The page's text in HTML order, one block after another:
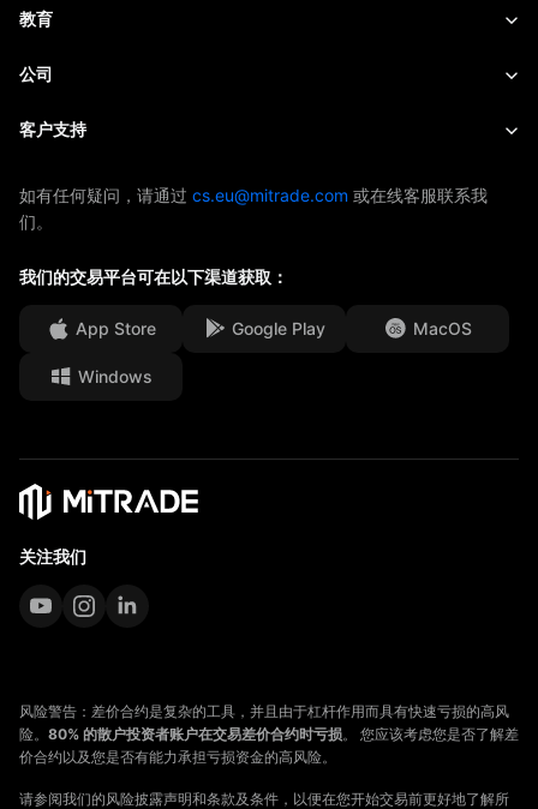
风险管理
财经日历
实时新闻
教育
快速入门
EBook
公司
关于Mitrade
奖项及荣誉
媒体中心
工作机会
法律文件
客户支持
帮助中心
常见问题
如有任何疑问，请通过 cs.eu@mitrade.com 或在线客服联系我
们。
我们的交易平台可在以下渠道获取：
App Store Google Play MacOS
Windows
关注我们
风险警告：差价合约是复杂的工具，并且由于杠杆作用而具有快速亏损的高风
险。 80% 的散户投资者账户在交易差价合约时亏损。 您应该考虑您是否了解差
价合约以及您是否有能力承担亏损资金的高风险。
请参阅我们的风险披露声明和条款及条件，以便在您开始交易前更好地了解所